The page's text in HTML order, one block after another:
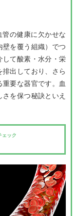
の健康に欠かせな
壁を覆う組織）でつ
して酸素・水分・栄
出しており、さら
要な器官です。血
を保つ秘訣といえ
ェック